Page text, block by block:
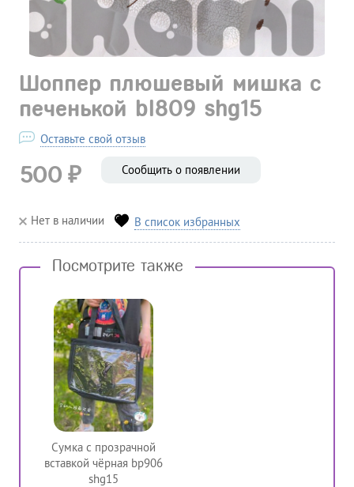
Шоппер плюшевый мишка с
печенькой bl809 shg15
Оставьте свой отзыв
500 ₽ Сообщить о появлении
Нет в наличии В список избранных
Посмотрите также
Сумка с прозрачной
вставкой чёрная bp906
shg15